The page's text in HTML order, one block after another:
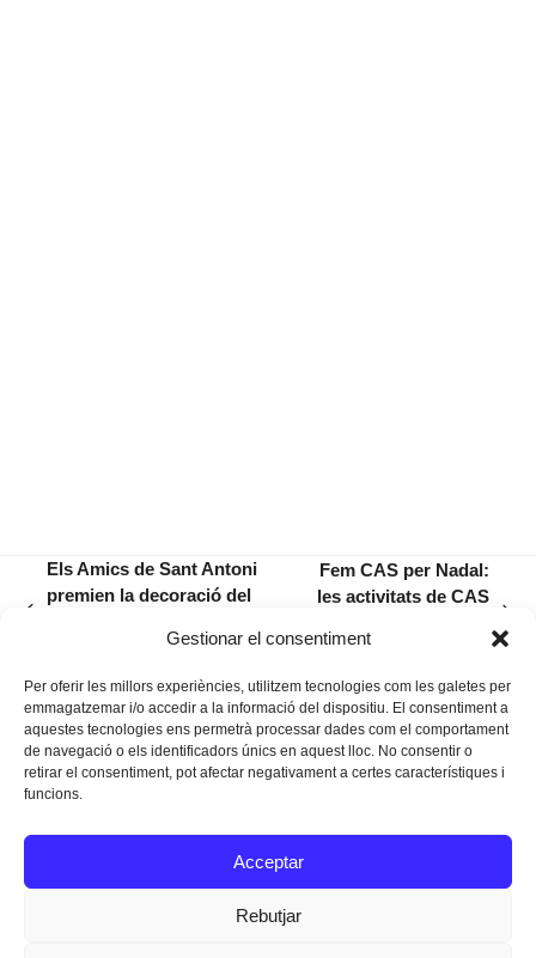
Gestionar el consentiment
Per oferir les millors experiències, utilitzem tecnologies com les galetes per
emmagatzemar i/o accedir a la informació del dispositiu. El consentiment a
aquestes tecnologies ens permetrà processar dades com el comportament
de navegació o els identificadors únics en aquest lloc. No consentir o
retirar el consentiment, pot afectar negativament a certes característiques i
funcions.
Acceptar
Rebutjar
Els Amics de Sant Antoni
premien la decoració del
cereria Sa Bresca
post:
Fem CAS per Nadal:
les activitats de CAS
Instagram
Facebook
Twitter
Texts Legals